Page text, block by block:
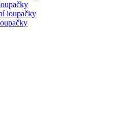
loupačky